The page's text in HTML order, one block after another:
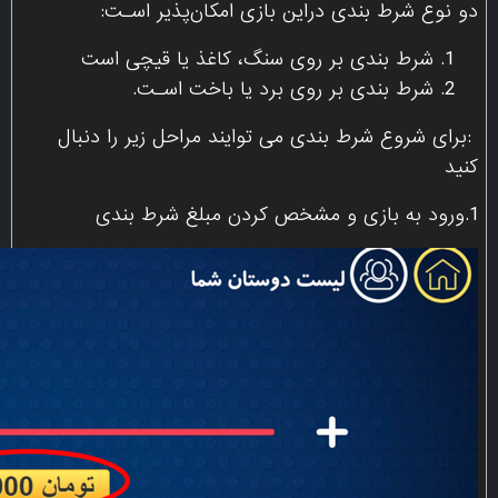
دو نوع شرط بندی دراین بازی امکان‌پذیر اسـت:
شرط بندی بر روی سنگ، کاغذ یا قیچی است
شرط بندی بر روی برد یا باخت اسـت.
:برای شروع شرط بندی می توایند مراحل زیر را دنبال
کنید
1.ورود به بازی و مشخص کردن مبلغ شرط بندی